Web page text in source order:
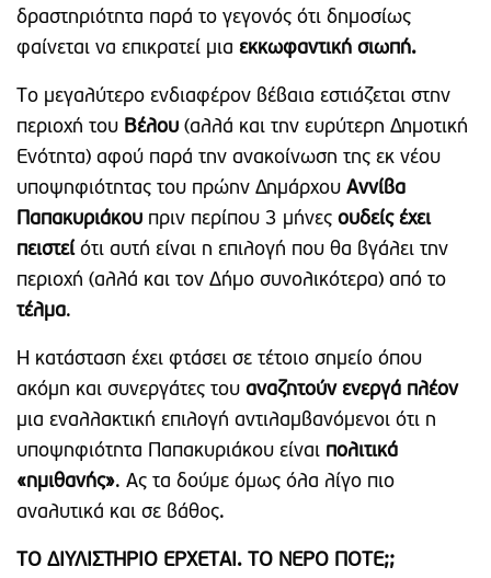
δραστηριότητα παρά το γεγονός ότι δημοσίως
φαίνεται να επικρατεί μιαεκκωφαντική σιωπή.
Το μεγαλύτερο ενδιαφέρον βέβαια εστιάζεται στην
περιοχή του Βέλου(αλλά και την ευρύτερη Δημοτική
Ενότητα) αφού παρά την ανακοίνωση της εκ νέου
υποψηφιότητας του πρώην ΔημάρχουΑννίβα
Παπακυριάκου πριν περίπου 3 μήνεςουδείς έχει
πειστείότι αυτή είναι η επιλογή που θα βγάλει την
περιοχή (αλλά και τον Δήμο συνολικότερα) από το
τέλμα.
Η κατάσταση έχει φτάσει σε τέτοιο σημείο όπου
ακόμη και συνεργάτες τουαναζητούν ενεργά πλέον
μια εναλλακτική επιλογή αντιλαμβανόμενοι ότι η
υποψηφιότητα Παπακυριάκου είναι πολιτικά
«ημιθανής». Ας τα δούμε όμως όλα λίγο πιο
αναλυτικά και σε βάθος.
ΤΟ ΔΙΥΛΙΣΤΗΡΙΟ ΕΡΧΕΤΑΙ. ΤΟ ΝΕΡΟ ΠΟΤΕ;;